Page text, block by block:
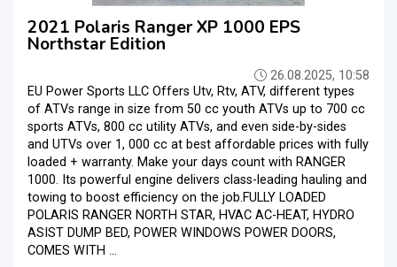
2021 Polaris Ranger XP 1000 EPS
Northstar Edition
26.08.2025, 10:58
EU Power Sports LLC Offers Utv, Rtv, ATV, different types
of ATVs range in size from 50 cc youth ATVs up to 700 cc
sports ATVs, 800 cc utility ATVs, and even side-by-sides
and UTVs over 1, 000 cc at best affordable prices with fully
loaded + warranty. Make your days count with RANGER
1000. Its powerful engine delivers class-leading hauling and
towing to boost efficiency on the job.FULLY LOADED
POLARIS RANGER NORTH STAR, HVAC AC-HEAT, HYDRO
ASIST DUMP BED, POWER WINDOWS POWER DOORS,
COMES WITH ...